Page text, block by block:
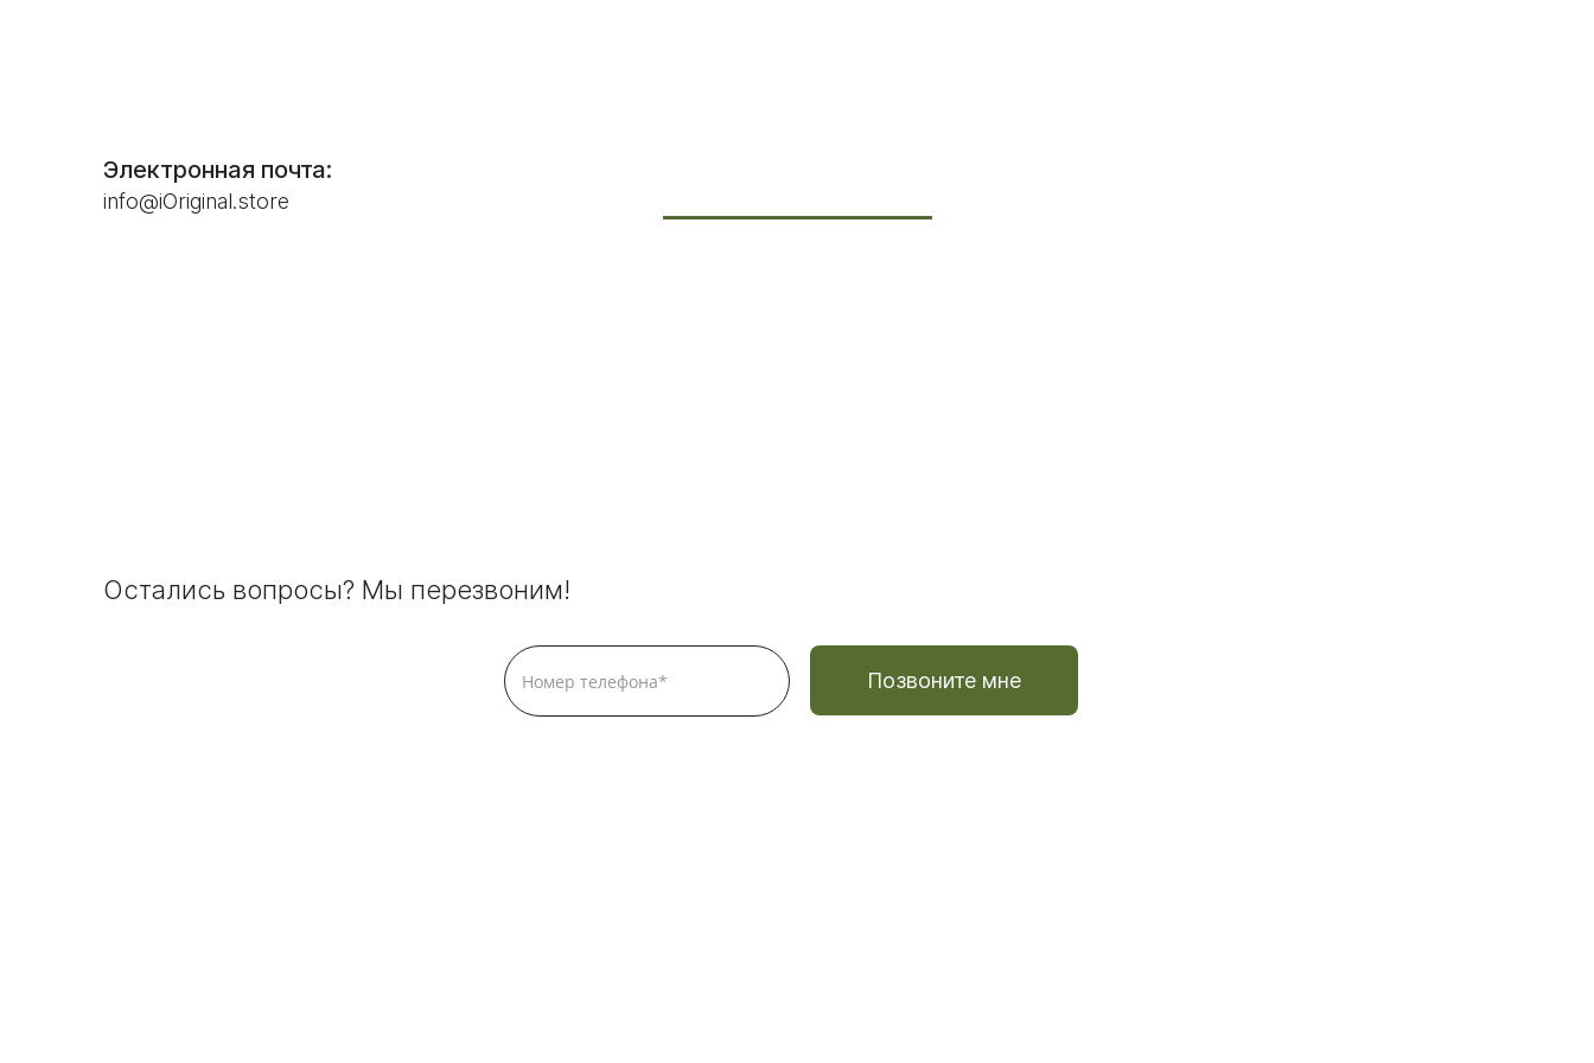
Электронная почта:
info@iOriginal.store
Остались вопросы? Мы перезвоним!
Позвоните мне